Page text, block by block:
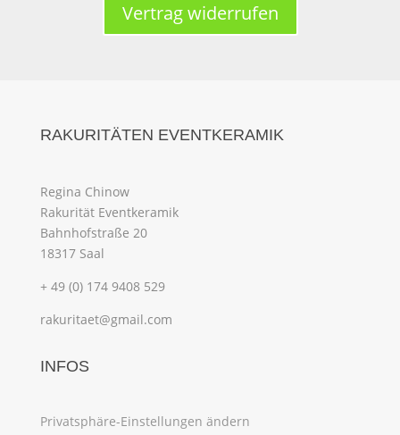
Vertrag widerrufen
RAKURITÄTEN EVENTKERAMIK
Regina Chinow
Rakurität Eventkeramik
Bahnhofstraße 20
18317 Saal
+ 49 (0) 174 9408 529
rakuritaet@gmail.com
INFOS
Privatsphäre-Einstellungen ändern